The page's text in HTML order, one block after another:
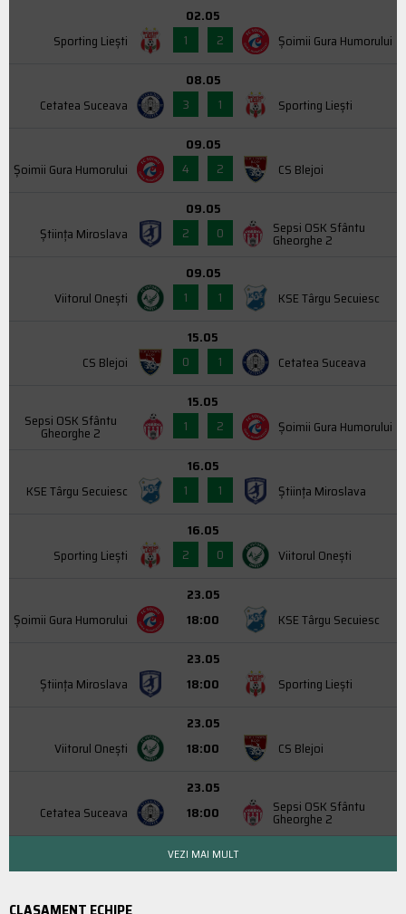
Sporting Liești
02.05
1
2 Şoimii Gura Humorului
Cetatea Suceava
08.05
3
1 Sporting Liești
Şoimii Gura Humorului
09.05
4
2 CS Blejoi
Știința Miroslava
09.05
2
0 Sepsi OSK Sfântu
Gheorghe 2
Viitorul Onești
09.05
1
1 KSE Târgu Secuiesc
CS Blejoi
15.05
0
1 Cetatea Suceava
Sepsi OSK Sfântu
Gheorghe 2
15.05
1
2 Şoimii Gura Humorului
KSE Târgu Secuiesc
16.05
1
1 Știința Miroslava
Sporting Liești
16.05
2
0 Viitorul Onești
Şoimii Gura Humorului
23.05
18:00
KSE Târgu Secuiesc
Știința Miroslava
23.05
18:00
Sporting Liești
Viitorul Onești
23.05
18:00
CS Blejoi
Cetatea Suceava
23.05
18:00
Sepsi OSK Sfântu
Gheorghe 2
VEZI MAI MULT